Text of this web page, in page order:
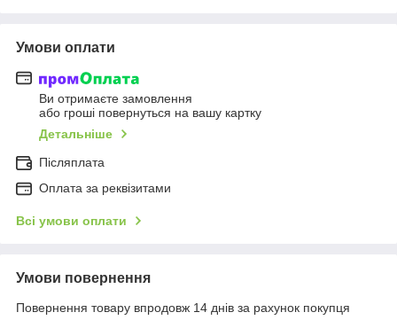
Умови оплати
Ви отримаєте замовлення
або гроші повернуться на вашу картку
Детальніше
Післяплата
Оплата за реквізитами
Всі умови оплати
Умови повернення
Повернення товару впродовж 14 днів за рахунок покупця